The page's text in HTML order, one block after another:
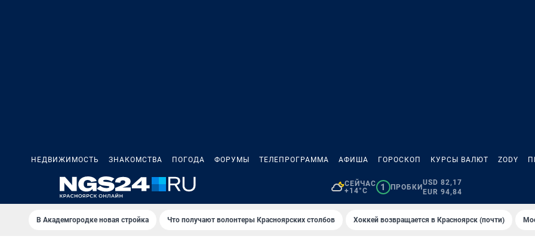
НЕДВИЖИМОСТЬ ЗНАКОМСТВА ПОГОДА ФОРУМЫ ТЕЛЕПРОГРАММА АФИША ГОРОСКОП КУРСЫ ВАЛЮТ ZODY
СЕЙЧАС
+14°C
1 ПРОБКИ
USD 82,17
EUR 94,84
В Академгородке новая стройка Что получают волонтеры Красноярских столбов Хоккей возвращается в Красноярск (почти)